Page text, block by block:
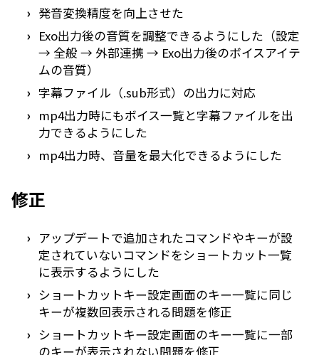
発音変換精度を向上させた
Exo出力後の音質を調整できるようにした（設定
→ 全般 → 外部連携 → Exo出力後のボイスアイテ
ムの音質）
字幕ファイル（.sub形式）の出力に対応
mp4出力時にもボイス一覧と字幕ファイルを出
力できるようにした
mp4出力時、音量を最大化できるようにした
修正
アップデートで追加されたコマンドやキーが設
定されていないコマンドをショートカット一覧
に表示するようにした
ショートカットキー設定画面のキー一覧に同じ
キーが複数回表示される問題を修正
ショートカットキー設定画面のキー一覧に一部
のキーが表示されない問題を修正